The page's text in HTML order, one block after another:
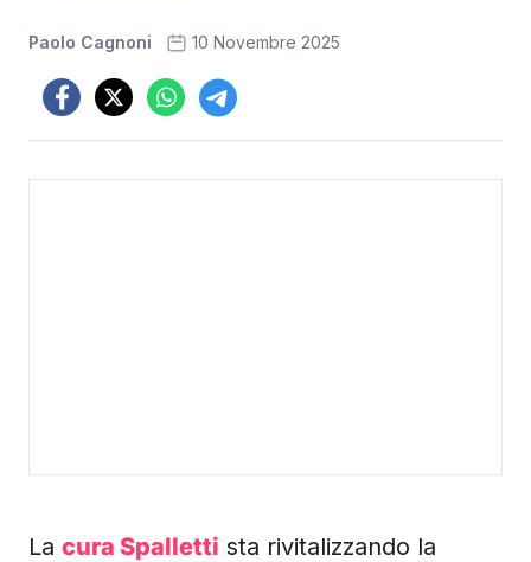
Paolo Cagnoni 10 Novembre 2025
La cura Spalletti sta rivitalizzando la